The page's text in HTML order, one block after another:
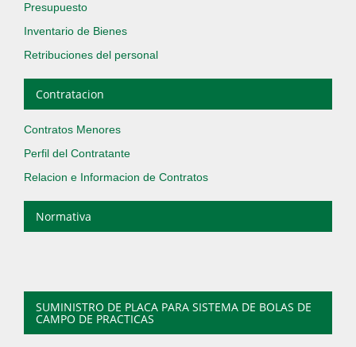
Presupuesto
Inventario de Bienes
Retribuciones del personal
Contratacion
Contratos Menores
Perfil del Contratante
Relacion e Informacion de Contratos
Normativa
SUMINISTRO DE PLACA PARA SISTEMA DE BOLAS DE
CAMPO DE PRACTICAS